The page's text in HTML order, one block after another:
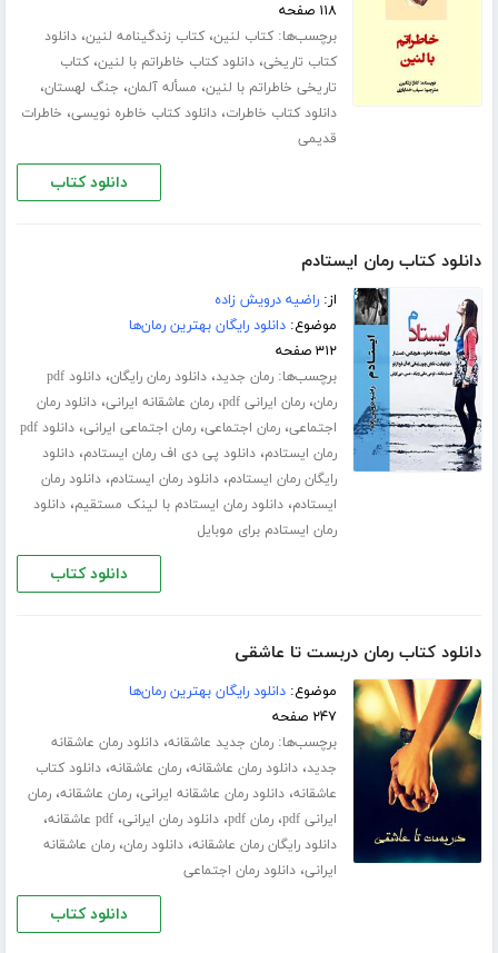
۱۱۸ صفحه
برچسب‌ها:کتاب لنین،کتاب زندگینامه لنین،دانلود
کتاب تاریخی،دانلود کتاب خاطراتم با لنین،کتاب
تاریخی خاطراتم با لنین، مسأله آلمان، جنگ لهستان،
دانلود کتاب خاطرات،دانلود کتاب خاطره نویسی، خاطرات
قدیمی
دانلود کتاب
دانلود کتاب رمان ایستادم
از:راضیه درویش زاده
موضوع:دانلود رایگان بهترین رمان‌ها
۳۱۲ صفحه
برچسب‌ها:رمان جدید،دانلود رمان رایگان،
دانلود pdf
رمان،رمان ایرانی pdf ،رمان عاشقانه ایرانی،دانلود رمان
اجتماعی،رمان اجتماعی،رمان اجتماعی ایرانی،
دانلود pdf
رمان ایستادم،دانلود پی دی اف رمان ایستادم،دانلود
رایگان رمان ایستادم،دانلود رمان ایستادم،دانلود رمان
ایستادم،دانلود رمان ایستادم با لینک مستقیم،دانلود
رمان ایستادم برای موبایل
دانلود کتاب
دانلود کتاب رمان دربست تا عاشقی
موضوع:دانلود رایگان بهترین رمان‌ها
۲۴۷ صفحه
برچسب‌ها:رمان جدید عاشقانه،دانلود رمان عاشقانه
جدید،دانلود رمان عاشقانه،رمان عاشقانه،دانلود کتاب
عاشقانه،دانلود رمان عاشقانه ایرانی،رمان عاشقانه،رمان
ایرانی pdf
،رمان pdf ،دانلود رمان ایرانی،pdf عاشقانه ،
دانلود رایگان رمان عاشقانه،دانلود رمان،رمان عاشقانه
ایرانی،دانلود رمان اجتماعی
دانلود کتاب